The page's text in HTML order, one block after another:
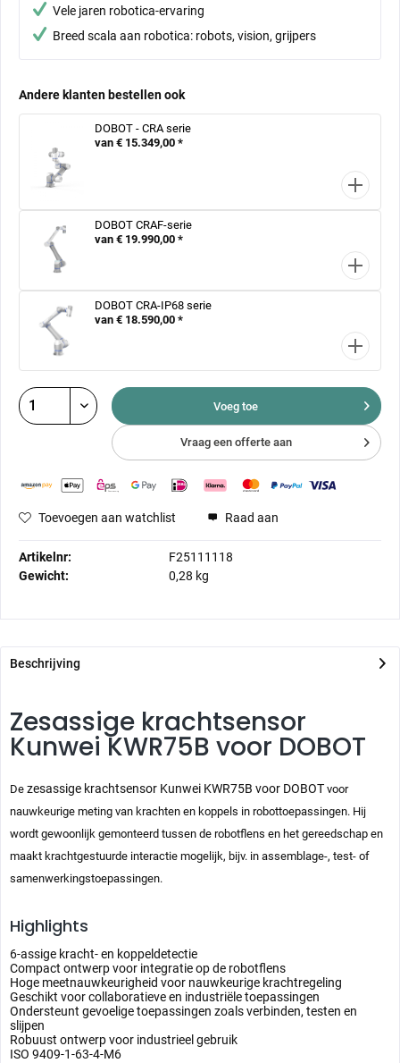
Vele jaren robotica-ervaring
Breed scala aan robotica: robots, vision, grijpers
Andere klanten bestellen ook
DOBOT - CRA serie
van € 15.349,00 *
DOBOT CRAF-serie
van € 19.990,00 *
DOBOT CRA-IP68 serie
van € 18.590,00 *
Voeg toe
Vraag een offerte aan
Toevoegen aan watchlist Raad aan
Artikelnr:
F25111118
Gewicht:
0,28 kg
Beschrijving
Zesassige krachtsensor
Kunwei KWR75B voor DOBOT
De zesassige krachtsensor Kunwei KWR75B voor DOBOT voor
nauwkeurige meting van krachten en koppels in robottoepassingen. Hij
wordt gewoonlijk gemonteerd tussen de robotflens en het gereedschap en
maakt krachtgestuurde interactie mogelijk, bijv. in assemblage-, test- of
samenwerkingstoepassingen.
Highlights
6-assige kracht- en koppeldetectie
Compact ontwerp voor integratie op de robotflens
Hoge meetnauwkeurigheid voor nauwkeurige krachtregeling
Geschikt voor collaboratieve en industriële toepassingen
Ondersteunt gevoelige toepassingen zoals verbinden, testen en
slijpen
Robuust ontwerp voor industrieel gebruik
ISO 9409-1-63-4-M6